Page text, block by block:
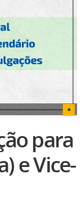
para
e Vice-